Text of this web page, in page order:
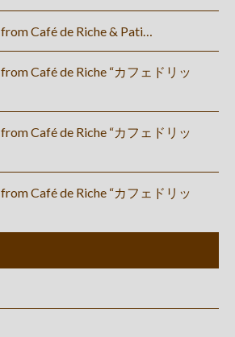
from Café de Riche & Pati…
from Café de Riche “カフェドリッ
from Café de Riche “カフェドリッ
from Café de Riche “カフェドリッ